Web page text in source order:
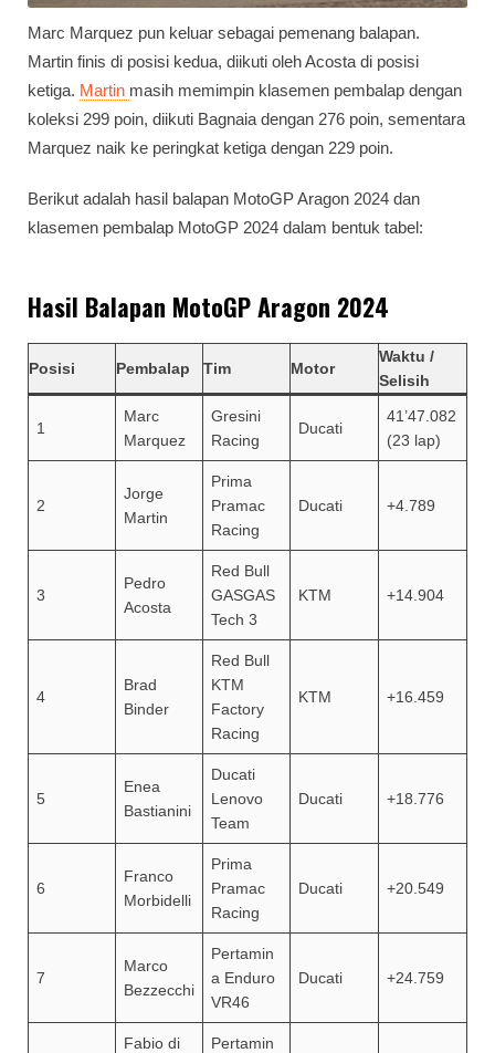
Marc Marquez pun keluar sebagai pemenang balapan.
Martin finis di posisi kedua, diikuti oleh Acosta di posisi
ketiga. Martin masih memimpin klasemen pembalap dengan
koleksi 299 poin, diikuti Bagnaia dengan 276 poin, sementara
Marquez naik ke peringkat ketiga dengan 229 poin.
Berikut adalah hasil balapan MotoGP Aragon 2024 dan
klasemen pembalap MotoGP 2024 dalam bentuk tabel:
Hasil Balapan MotoGP Aragon 2024
Posisi Pembalap Tim Motor
Waktu /
Selisih
1
Marc
Marquez
Gresini
Racing
Ducati
41’47.082
(23 lap)
2
Jorge
Martin
Prima
Pramac
Racing
Ducati +4.789
3
Pedro
Acosta
Red Bull
GASGAS
Tech 3
KTM +14.904
4
Brad
Binder
Red Bull
KTM
Factory
Racing
KTM +16.459
5
Enea
Bastianini
Ducati
Lenovo
Team
Ducati +18.776
6
Franco
Morbidelli
Prima
Pramac
Racing
Ducati +20.549
7
Marco
Bezzecchi
Pertamin
a Enduro
VR46
Ducati +24.759
Fabio di Pertamin